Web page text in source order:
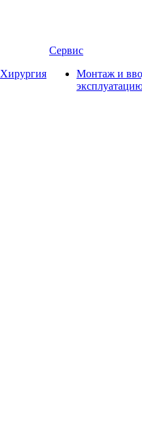
Хирургия
Сервис
Монтаж и